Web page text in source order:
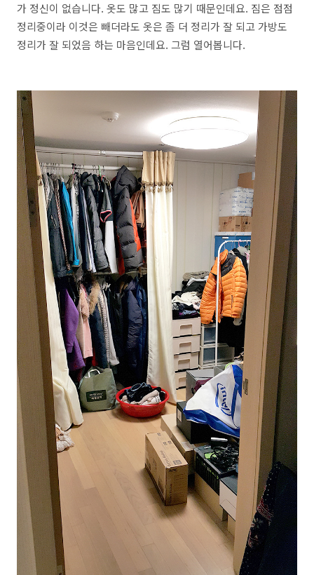
가 정신이 없습니다. 옷도 많고 짐도 많기 때문인데요. 짐은 점점
정리중이라 이것은 빼더라도 옷은 좀 더 정리가 잘 되고 가방도
정리가 잘 되었음 하는 마음인데요. 그럼 열어봅니다.